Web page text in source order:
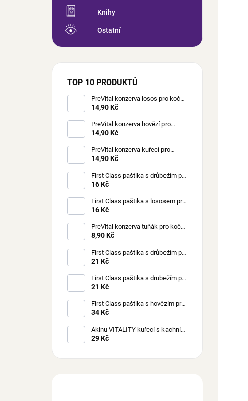
Knihy
Ostatní
TOP 10 PRODUKTŮ
PreVital konzerva losos pro kočky
85 g
14,90 Kč
PreVital konzerva hovězí pro
kočky 85 g
14,90 Kč
PreVital konzerva kuřecí pro
kočky 85 g
14,90 Kč
First Class paštika s drůbežím pro
kočky 100 g
16 Kč
First Class paštika s lososem pro
kočky 100 g
16 Kč
PreVital konzerva tuňák pro kočky
85 g
8,90 Kč
First Class paštika s drůbežím pro
štěňata 150 g
21 Kč
First Class paštika s drůbežím pro
psy 150 g
21 Kč
First Class paštika s hovězím pro
psy 300 g
34 Kč
Akinu VITALITY kuřecí s kachním
masem pro kočky 70 g
29 Kč